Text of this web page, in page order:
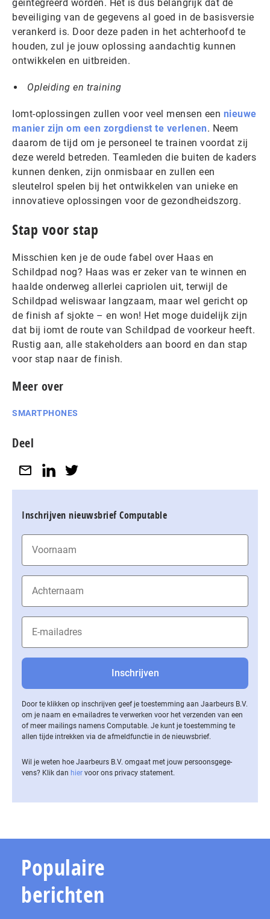
geïntegreerd worden. Het is dus belangrijk dat de
beveiliging van de gegevens al goed in de basisversie
verankerd is. Door deze paden in het achterhoofd te
houden, zul je jouw oplossing aandachtig kunnen
ontwikkelen en uitbreiden.
Opleiding en training
Iomt-oplossingen zullen voor veel mensen een nieuwe
manier zijn om een ​​zorgdienst te verlenen. Neem
daarom de tijd om je personeel te trainen voordat zij
deze wereld betreden. Teamleden die buiten de kaders
kunnen denken, zijn onmisbaar en zullen een
sleutelrol spelen bij het ontwikkelen van unieke en
innovatieve oplossingen voor de gezondheidszorg.
Stap voor stap
Misschien ken je de oude fabel over Haas en
Schildpad nog? Haas was er zeker van te winnen en
haalde onderweg allerlei capriolen uit, terwijl de
Schildpad weliswaar langzaam, maar wel gericht op
de finish af sjokte – en won! Het moge duidelijk zijn
dat bij iomt de route van Schildpad de voorkeur heeft.
Rustig aan, alle stakeholders aan boord en dan stap
voor stap naar de finish.
Meer over
SMARTPHONES
Deel
Inschrijven nieuwsbrief Computable
Door te klikken op inschrijven geef je toestemming aan Jaarbeurs B.V.
om je naam en e-mailadres te verwerken voor het verzenden van een
of meer mailings namens Computable. Je kunt je toestemming te
allen tijde intrekken via de af­meld­func­tie in de nieuwsbrief.
Wil je weten hoe Jaarbeurs B.V. omgaat met jouw per­soons­ge­ge­
vens? Klik dan hier voor ons privacy statement.
Populaire
berichten